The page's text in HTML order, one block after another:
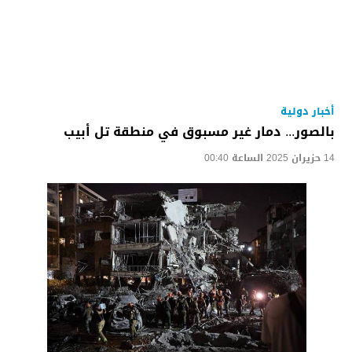
أخبار دولية
بالصور... دمار غير مسبوق في منطقة تل أبيب
14 حزيران 2025 الساعة 00:40